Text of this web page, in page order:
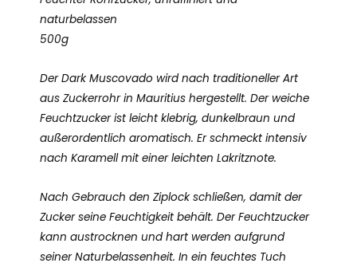
naturbelassen
500g
Der Dark Muscovado wird nach traditioneller Art
aus Zuckerrohr in Mauritius hergestellt. Der weiche
Feuchtzucker ist leicht klebrig, dunkelbraun und
außerordentlich aromatisch. Er schmeckt intensiv
nach Karamell mit einer leichten Lakritznote.
Nach Gebrauch den Ziplock schließen, damit der
Zucker seine Feuchtigkeit behält. Der Feuchtzucker
kann austrocknen und hart werden aufgrund
seiner Naturbelassenheit. In ein feuchtes Tuch